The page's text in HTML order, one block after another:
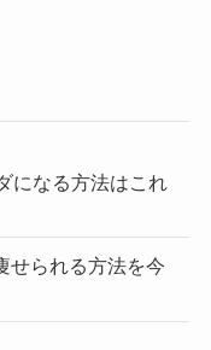
になる方法はこれ
せられる方法を今